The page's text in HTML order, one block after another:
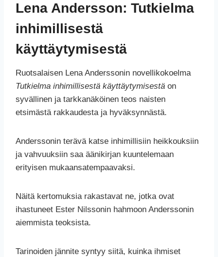
Lena Andersson: Tutkielma
inhimillisestä
käyttäytymisestä
Ruotsalaisen Lena Anderssonin novellikokoelma
Tutkielma inhimillisestä käyttäytymisestä on
syvällinen ja tarkkanäköinen teos naisten
etsimästä rakkaudesta ja hyväksynnästä.
Anderssonin terävä katse inhimillisiin heikkouksiin
ja vahvuuksiin saa äänikirjan kuuntelemaan
erityisen mukaansatempaavaksi.
Näitä kertomuksia rakastavat ne, jotka ovat
ihastuneet Ester Nilssonin hahmoon Anderssonin
aiemmista teoksista.
Tarinoiden jännite syntyy siitä, kuinka ihmiset